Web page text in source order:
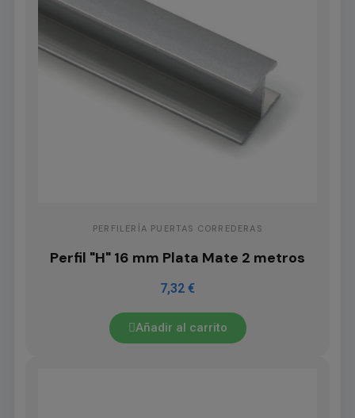
PERFILERÍA PUERTAS CORREDERAS
Perfil "H" 16 mm Plata Mate 2 metros
7,32 €
Añadir al carrito